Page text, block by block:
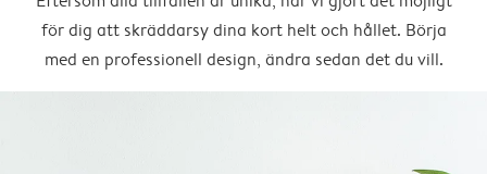
för dig att skräddarsy dina kort helt och hållet. Börja
med en professionell design, ändra sedan det du vill.